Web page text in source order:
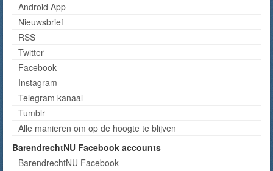
Android App
Nieuwsbrief
RSS
Twitter
Facebook
Instagram
Telegram kanaal
Tumblr
Alle manieren om op de hoogte te blijven
BarendrechtNU Facebook accounts
BarendrechtNU Facebook